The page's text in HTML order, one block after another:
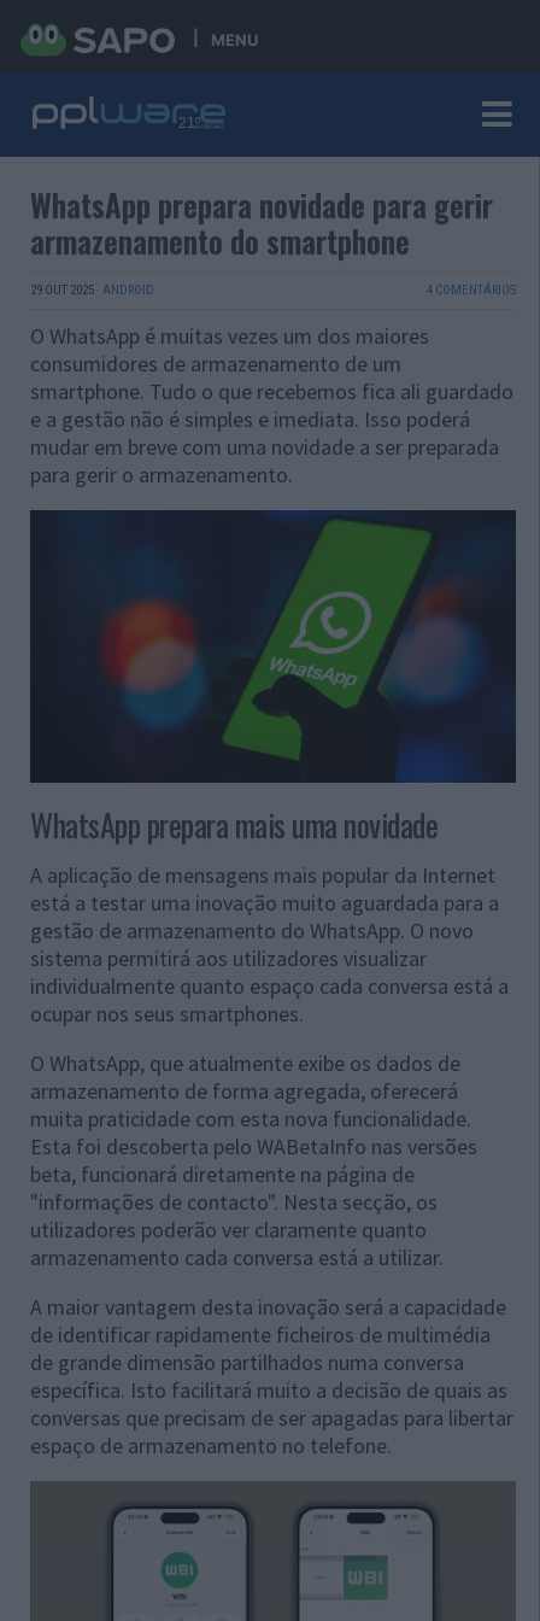
MENU
WhatsApp prepara novidade para gerir
armazenamento do smartphone
29 OUT 2025 · ANDROID 4 COMENTÁRIOS
O WhatsApp é muitas vezes um dos maiores
consumidores de armazenamento de um
smartphone. Tudo o que recebemos fica ali guardado
e a gestão não é simples e imediata. Isso poderá
mudar em breve com uma novidade a ser preparada
para gerir o armazenamento.
WhatsApp prepara mais uma novidade
A aplicação de mensagens mais popular da Internet
está a testar uma inovação muito aguardada para a
gestão de armazenamento do WhatsApp. O novo
sistema permitirá aos utilizadores visualizar
individualmente quanto espaço cada conversa está a
ocupar nos seus smartphones.
O WhatsApp, que atualmente exibe os dados de
armazenamento de forma agregada, oferecerá
muita praticidade com esta nova funcionalidade.
Esta foi descoberta pelo WABetaInfo nas versões
beta, funcionará diretamente na página de
"informações de contacto". Nesta secção, os
utilizadores poderão ver claramente quanto
armazenamento cada conversa está a utilizar.
A maior vantagem desta inovação será a capacidade
de identificar rapidamente ficheiros de multimédia
de grande dimensão partilhados numa conversa
específica. Isto facilitará muito a decisão de quais as
conversas que precisam de ser apagadas para libertar
espaço de armazenamento no telefone.